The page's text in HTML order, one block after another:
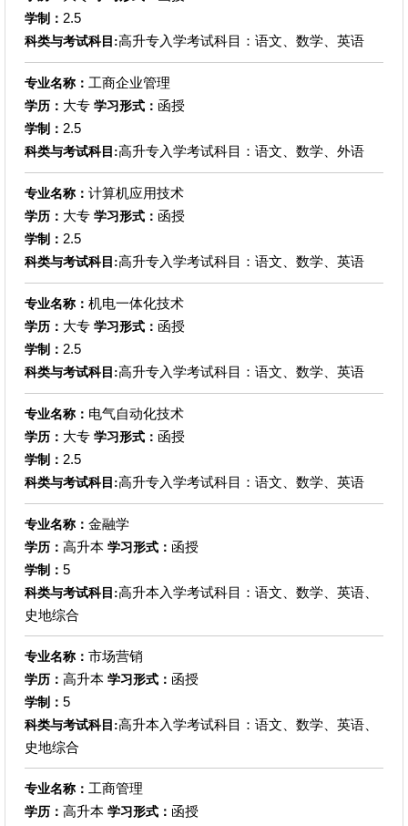
学制： 2.5
科类与考试科目:高升专入学考试科目：语文、数学、英语
专业名称： 工商企业管理
学历： 大专 学习形式： 函授
学制： 2.5
科类与考试科目:高升专入学考试科目：语文、数学、外语
专业名称： 计算机应用技术
学历： 大专 学习形式： 函授
学制： 2.5
科类与考试科目:高升专入学考试科目：语文、数学、英语
专业名称： 机电一体化技术
学历： 大专 学习形式： 函授
学制： 2.5
科类与考试科目:高升专入学考试科目：语文、数学、英语
专业名称： 电气自动化技术
学历： 大专 学习形式： 函授
学制： 2.5
科类与考试科目:高升专入学考试科目：语文、数学、英语
专业名称： 金融学
学历： 高升本 学习形式： 函授
学制： 5
科类与考试科目:高升本入学考试科目：语文、数学、英语、
史地综合
专业名称： 市场营销
学历： 高升本 学习形式： 函授
学制： 5
科类与考试科目:高升本入学考试科目：语文、数学、英语、
史地综合
专业名称： 工商管理
学历： 高升本 学习形式： 函授